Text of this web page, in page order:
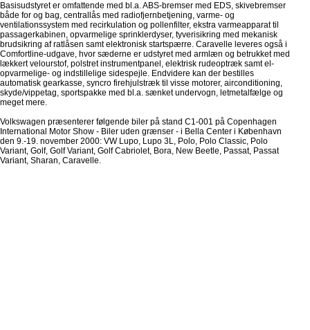
Basisudstyret er omfattende med bl.a. ABS-bremser med EDS, skivebremser
både for og bag, centrallås med radiofjernbetjening, varme- og
ventilationssystem med recirkulation og pollenfilter, ekstra varmeapparat til
passagerkabinen, opvarmelige sprinklerdyser, tyverisikring med mekanisk
brudsikring af ratlåsen samt elektronisk startspærre. Caravelle leveres også i
Comfortline-udgave, hvor sæderne er udstyret med armlæn og betrukket med
lækkert velourstof, polstret instrumentpanel, elektrisk rudeoptræk samt el-
opvarmelige- og indstillelige sidespejle. Endvidere kan der bestilles
automatisk gearkasse, syncro firehjulstræk til visse motorer, airconditioning,
skyde/vippetag, sportspakke med bl.a. sænket undervogn, letmetalfælge og
meget mere.
Volkswagen præsenterer følgende biler på stand C1-001 på Copenhagen
International Motor Show - Biler uden grænser - i Bella Center i København
den 9.-19. november 2000: VW Lupo, Lupo 3L, Polo, Polo Classic, Polo
Variant, Golf, Golf Variant, Golf Cabriolet, Bora, New Beetle, Passat, Passat
Variant, Sharan, Caravelle.